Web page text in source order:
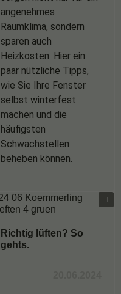
angenehmes
Raumklima, sondern
sparen auch
Heizkosten. Hier ein
paar nützliche Tipps,
wie Sie Ihre Fenster
selbst winterfest
machen und die
häufigsten
Schwachstellen
beheben können.
Richtig lüften? So
gehts.